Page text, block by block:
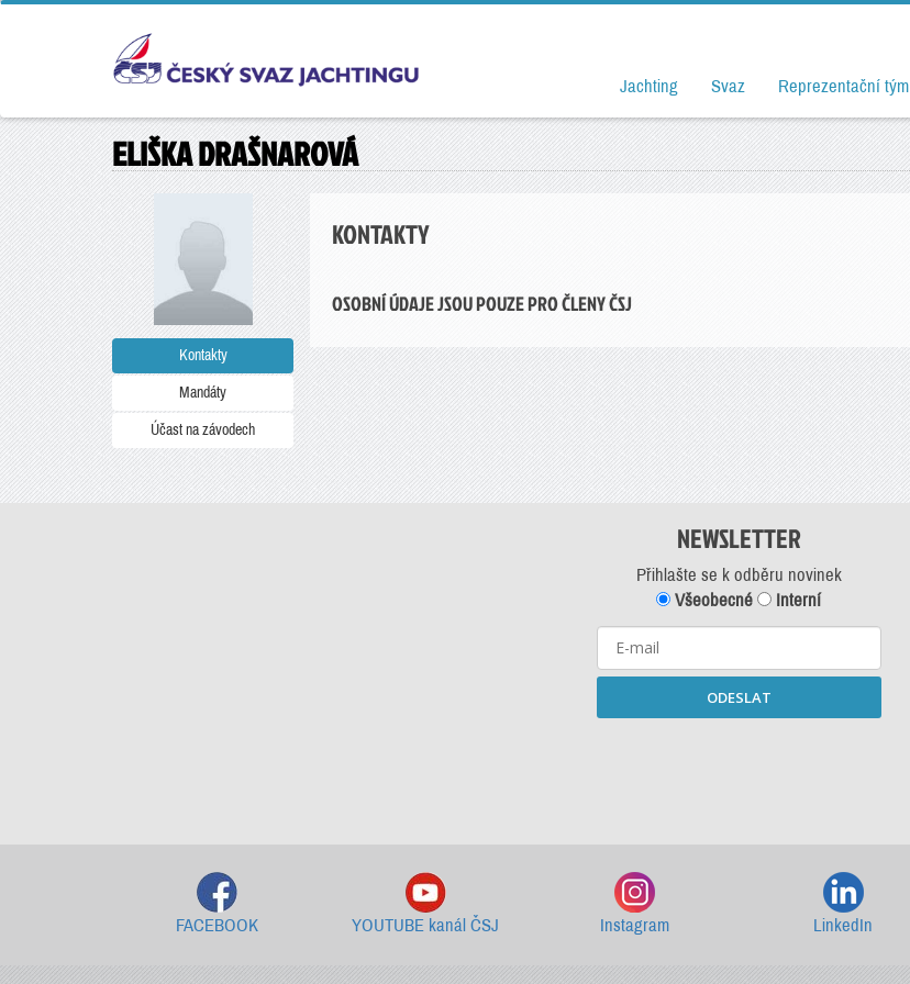
Jachting Svaz Reprezentační tým
ELIŠKA DRAŠNAROVÁ
Kontakty
Mandáty
Účast na závodech
KONTAKTY
OSOBNÍ ÚDAJE JSOU POUZE PRO ČLENY ČSJ
NEWSLETTER
Přihlašte se k odběru novinek
Všeobecné
Interní
ODESLAT
FACEBOOK YOUTUBE kanál ČSJ Instagram LinkedIn